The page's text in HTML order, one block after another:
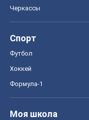
Черкассы
Спорт
Футбол
Хоккей
Формула-1
Моя школа